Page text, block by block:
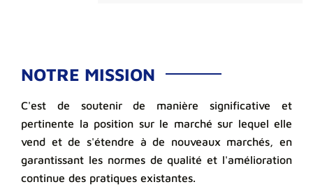
NOTRE MISSION
C'est de soutenir de manière significative et
pertinente la position sur le marché sur lequel elle
vend et de s'étendre à de nouveaux marchés, en
garantissant les normes de qualité et l'amélioration
continue des pratiques existantes.